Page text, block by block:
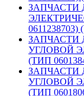
ЗАПЧАСТИ
УГЛОВОЙ
(ТИП
УГЛОВОЙ
(ТИП